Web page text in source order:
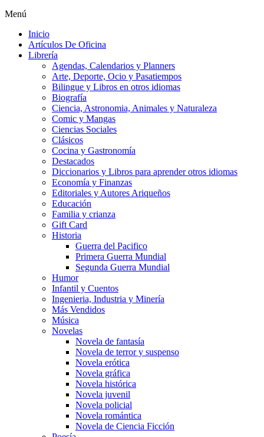
Menú
Inicio
Artículos De Oficina
Librería
Agendas, Calendarios y Planners
Arte, Deporte, Ocio y Pasatiempos
Bilingue y Libros en otros idiomas
Biografía
Ciencia, Astronomia, Animales y Naturaleza
Comic y Mangas
Ciencias Sociales
Clásicos
Cocina y Gastronomía
Destacados
Diccionarios y Libros para aprender otros idiomas
Economía y Finanzas
Editoriales y Autores Ariqueños
Educación
Familia y crianza
Gift Card
Historia
Guerra del Pacifico
Primera Guerra Mundial
Segunda Guerra Mundial
Humor
Infantil y Cuentos
Ingenieria, Industria y Minería
Más Vendidos
Música
Novelas
Novela de fantasía
Novela de terror y suspenso
Novela erótica
Novela gráfica
Novela histórica
Novela juvenil
Novela policial
Novela romántica
Novela de Ciencia Ficción